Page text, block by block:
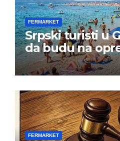
FERMARKET
Srpski turisti u
da budu na
FERMARKET